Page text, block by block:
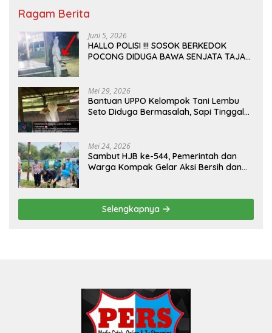
Ragam Berita
Juni 5, 2026
HALLO POLISI !!! SOSOK BERKEDOK
POCONG DIDUGA BAWA SENJATA TAJAM
Mei 29, 2026
Bantuan UPPO Kelompok Tani Lembu
Seto Diduga Bermasalah, Sapi Tinggal
Mei 24, 2026
Sambut HJB ke-544, Pemerintah dan
Warga Kompak Gelar Aksi Bersih dan
Selengkapnya